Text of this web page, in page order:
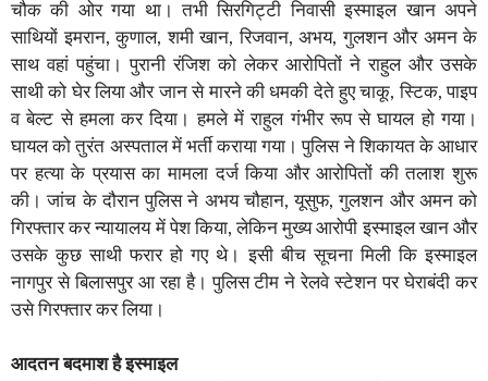
चौक की ओर गया था। तभी सिरगिट्टी निवासी इस्माइल खान अपने
साथियों इमरान, कुणाल, शमी खान, रिजवान, अभय, गुलशन और अमन के
साथ वहां पहुंचा। पुरानी रंजिश को लेकर आरोपितों ने राहुल और उसके
साथी को घेर लिया और जान से मारने की धमकी देते हुए चाकू, स्टिक, पाइप
व बेल्ट से हमला कर दिया। हमले में राहुल गंभीर रूप से घायल हो गया।
घायल को तुरंत अस्पताल में भर्ती कराया गया। पुलिस ने शिकायत के आधार
पर हत्या के प्रयास का मामला दर्ज किया और आरोपितों की तलाश शुरू
की। जांच के दौरान पुलिस ने अभय चौहान, यूसुफ, गुलशन और अमन को
गिरफ्तार कर न्यायालय में पेश किया, लेकिन मुख्य आरोपी इस्माइल खान और
उसके कुछ साथी फरार हो गए थे। इसी बीच सूचना मिली कि इस्माइल
नागपुर से बिलासपुर आ रहा है। पुलिस टीम ने रेलवे स्टेशन पर घेराबंदी कर
उसे गिरफ्तार कर लिया।
आदतन बदमाश है इस्माइल